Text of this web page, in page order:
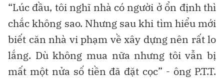
“Lúc đầu, tôi nghĩ nhà có người ở ổn định thì
chắc không sao. Nhưng sau khi tìm hiểu mới
biết căn nhà vi phạm về xây dựng nên rất lo
lắng. Dù không mua nữa nhưng tôi vẫn bị
mất một nửa số tiền đã đặt cọc” - ông P.T.T.